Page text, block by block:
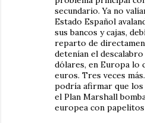
secundario. Ya no
Estado Español
sus bancos y cajas,
reparto de
detenían el
dólares, en Europa lo
euros. Tres veces
podría afirmar que los
el Plan Marshall
europea con